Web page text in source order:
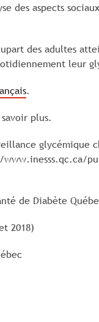
des aspects
des adultes
leur
.
plus.
de Diabète
2018)